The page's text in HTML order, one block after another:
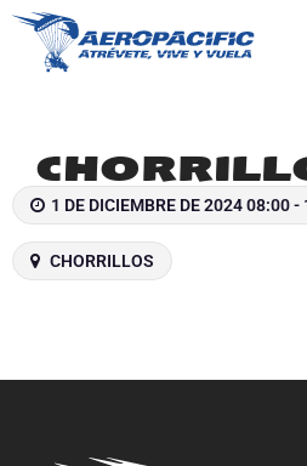
1 DE DICIEMBRE DE 2024 08:00 -
CHORRILLOS